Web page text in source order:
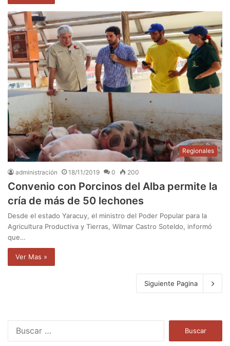
Regionales
administración 18/11/2019 0 200
Convenio con Porcinos del Alba permite la
cría de más de 50 lechones
Desde el estado Yaracuy, el ministro del Poder Popular para la
Agricultura Productiva y Tierras, Wilmar Castro Soteldo, informó
que…
Ver Mas »
Siguiente Pagina